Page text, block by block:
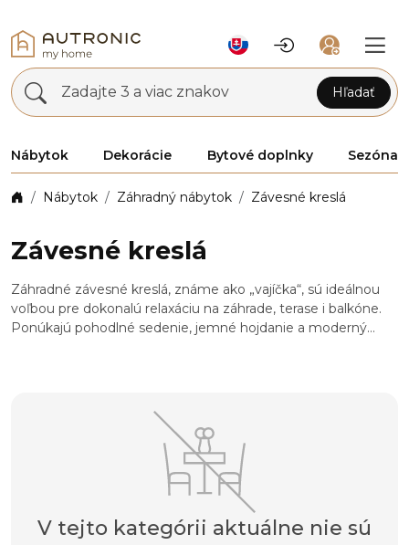
Zadajte 3 a viac znakov Hľadať
Nábytok Dekorácie Bytové doplnky Sezóna
Nábytok Záhradný nábytok Závesné kreslá
Závesné kreslá
Záhradné závesné kreslá, známe ako „vajíčka“, sú ideálnou
voľbou pre dokonalú relaxáciu na záhrade, terase i balkóne.
Ponúkajú pohodlné sedenie, jemné hojdanie a moderný
V tejto kategórii aktuálne nie sú